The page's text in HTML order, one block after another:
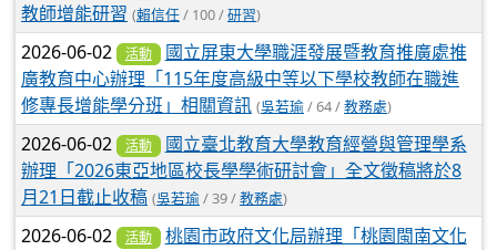
教師增能研習 (賴信任/ 100 /研習)
2026-06-02 活動
國立屏東大學職涯發展暨教育推廣處推
廣教育中心辦理「115年度高級中等以下學校教師在職進
修專長增能學分班」相關資訊 (吳若瑜/ 64 /教務處)
2026-06-02 活動
國立臺北教育大學教育經營與管理學系
辦理「2026東亞地區校長學學術研討會」全文徵稿將於8
月21日截止收稿 (吳若瑜/ 39 /教務處)
2026-06-02 活動
桃園市政府文化局辦理「桃園閩南文化